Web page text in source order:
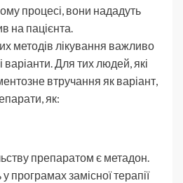
процесі, вони нададуть
на пацієнта.
методів лікування важливо
варіанти. Для тих людей, які
втручання як варіант,
як:
препаратом є метадон.
програмах замісної терапії